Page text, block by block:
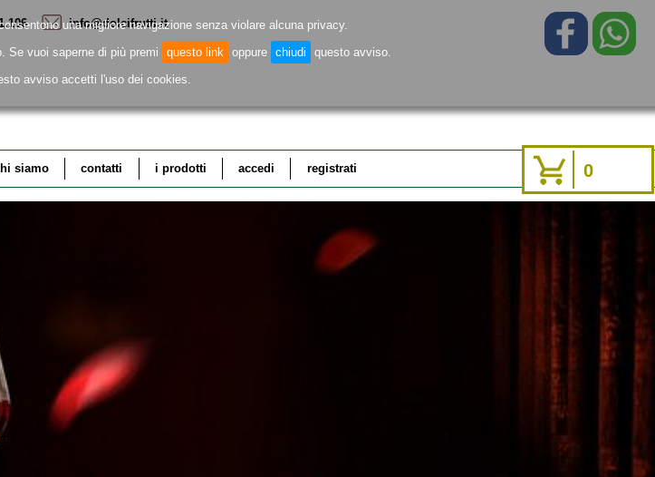
info@dolcifrutti.it
siamo contatti i prodotti accedi registrati 0
una migliore navigazione senza violare alcuna privacy.
Se vuoi saperne di più premi
questo link oppure chiudi
questo avviso.
avviso accetti l'uso dei cookies.